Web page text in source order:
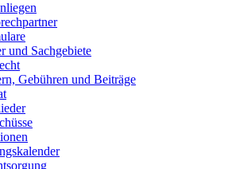
und Sachgebiete
Gebühren und Beiträge